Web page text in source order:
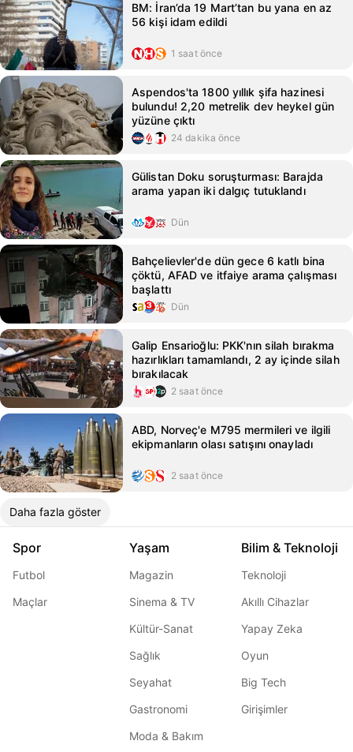
BM: İran’da 19 Mart’tan bu yana en az
56 kişi idam edildi
1 saat önce
Aspendos'ta 1800 yıllık şifa hazinesi
bulundu! 2,20 metrelik dev heykel gün
yüzüne çıktı
24 dakika önce
Gülistan Doku soruşturması: Barajda
arama yapan iki dalgıç tutuklandı
Dün
Bahçelievler'de dün gece 6 katlı bina
çöktü, AFAD ve itfaiye arama çalışması
başlattı
Dün
Galip Ensarioğlu: PKK'nın silah bırakma
hazırlıkları tamamlandı, 2 ay içinde silah
bırakılacak
2 saat önce
ABD, Norveç'e M795 mermileri ve ilgili
ekipmanların olası satışını onayladı
2 saat önce
Daha fazla göster
Spor
Futbol
Maçlar
Yaşam
Magazin
Sinema & TV
Kültür-Sanat
Sağlık
Seyahat
Gastronomi
Moda & Bakım
Bilim & Teknoloji
Teknoloji
Akıllı Cihazlar
Yapay Zeka
Oyun
Big Tech
Girişimler